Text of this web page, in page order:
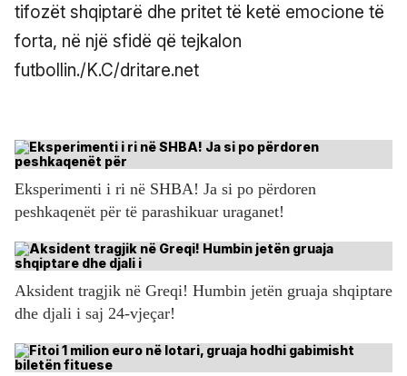
tifozët shqiptarë dhe pritet të ketë emocione të
forta, në një sfidë që tejkalon
futbollin./K.C/dritare.net
Eksperimenti i ri në SHBA! Ja si po përdoren
peshkaqenët për të parashikuar uraganet!
Aksident tragjik në Greqi! Humbin jetën gruaja shqiptare
dhe djali i saj 24-vjeçar!